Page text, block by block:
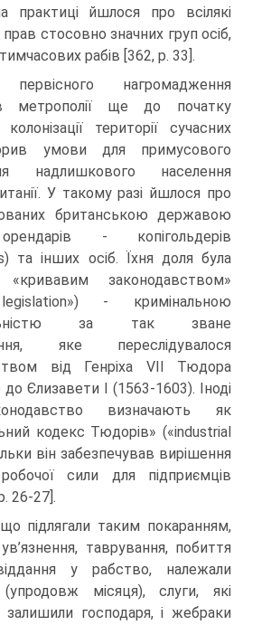
практиці йшлося про всілякі
стосовно значних груп осіб,
рабів [362, р. 33].
нагромадження
метрополії ще до початку
колонізації території сучасних
умови для примусового
надлишкового населення
У такому разі йшлося про
британською державою
- копігольдерів
та інших осіб. Їхня доля була
«кривавим законодавством»
- кримінальною
за так зване
яке переслідувалося
від Генріха VII Тюдора
Єлизавети I (1563-1603). Іноді
визначають як
кодекс Тюдорів» («industrial
він забезпечував вирішення
сили для підприємців
26-27].
підлягали таким покаранням,
таврування, побиття
у рабство, належали
(упродовж місяця), слуги, які
залишили господаря, і жебраки